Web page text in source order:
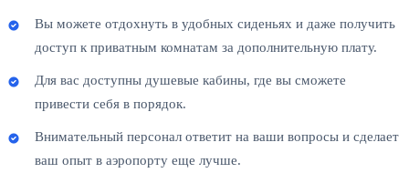
Вы можете отдохнуть в удобных сиденьях и даже получить
доступ к приватным комнатам за дополнительную плату.
Для вас доступны душевые кабины, где вы сможете
привести себя в порядок.
Внимательный персонал ответит на ваши вопросы и сделает
ваш опыт в аэропорту еще лучше.